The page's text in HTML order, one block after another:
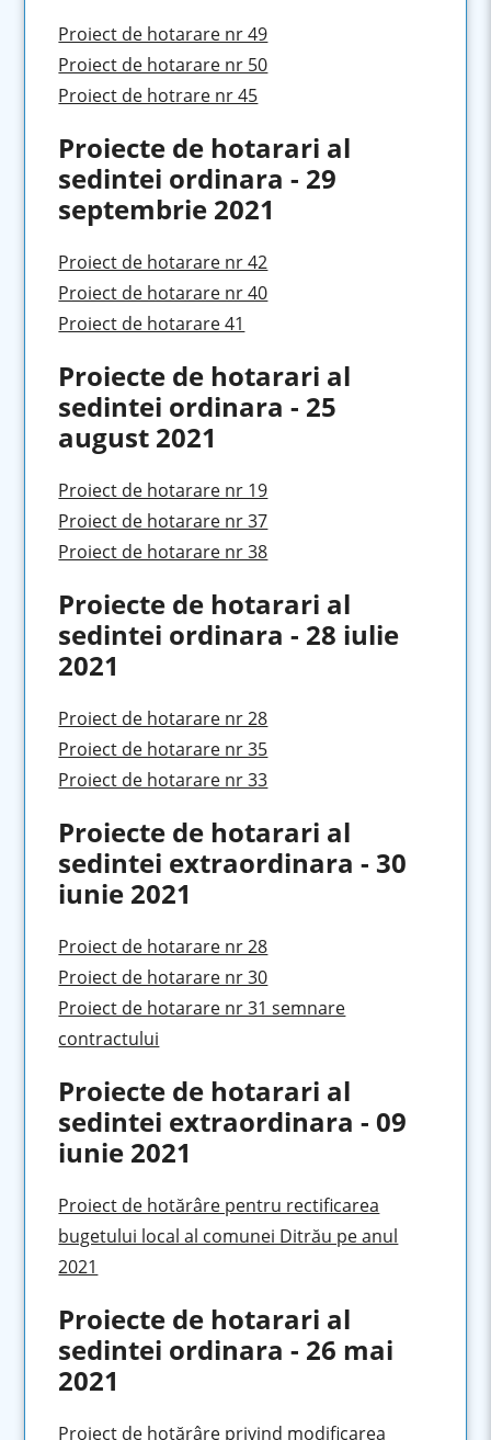
Proiect de hotarare nr 49
Proiect de hotarare nr 50
Proiect de hotrare nr 45
Proiecte de hotarari al
sedintei ordinara - 29
septembrie 2021
Proiect de hotarare nr 42
Proiect de hotarare nr 40
Proiect de hotarare 41
Proiecte de hotarari al
sedintei ordinara - 25
august 2021
Proiect de hotarare nr 19
Proiect de hotarare nr 37
Proiect de hotarare nr 38
Proiecte de hotarari al
sedintei ordinara - 28 iulie
2021
Proiect de hotarare nr 28
Proiect de hotarare nr 35
Proiect de hotarare nr 33
Proiecte de hotarari al
sedintei extraordinara - 30
iunie 2021
Proiect de hotarare nr 28
Proiect de hotarare nr 30
Proiect de hotarare nr 31 semnare
contractului
Proiecte de hotarari al
sedintei extraordinara - 09
iunie 2021
Proiect de hotărâre pentru rectificarea
bugetului local al comunei Ditrău pe anul
2021
Proiecte de hotarari al
sedintei ordinara - 26 mai
2021
Proiect de hotărâre privind modificarea